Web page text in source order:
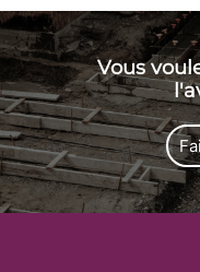
Vous